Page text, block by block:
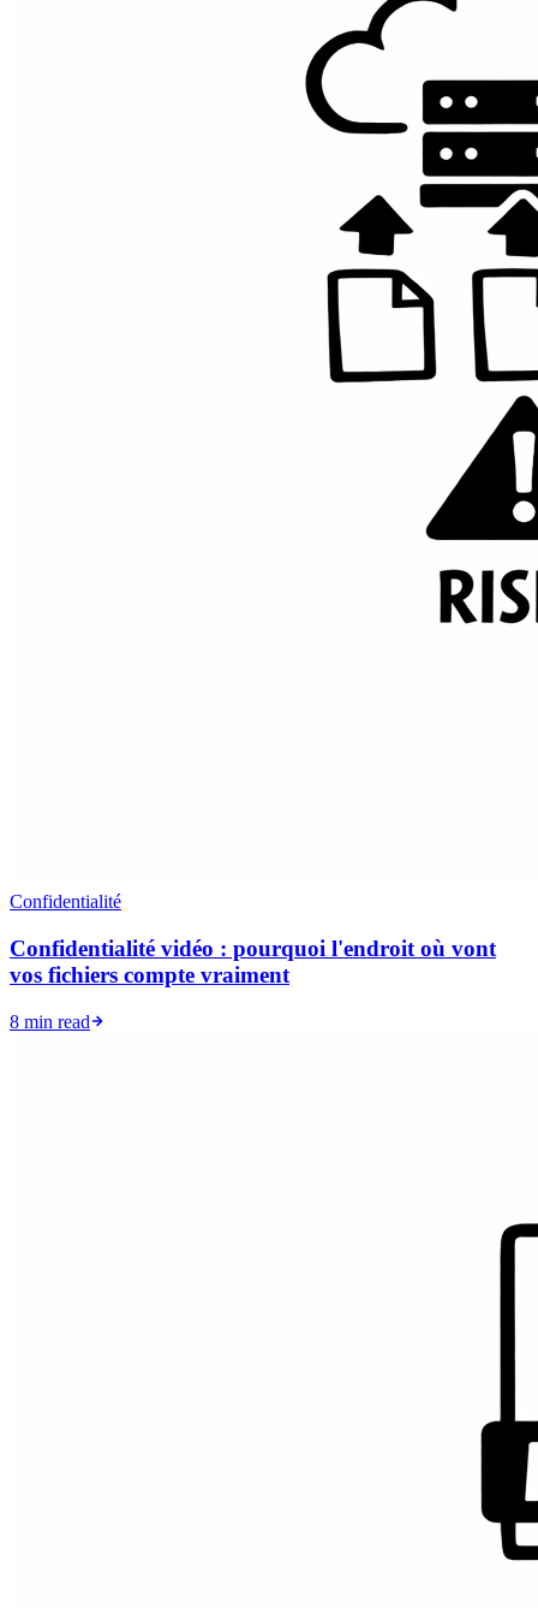
Confidentialité
Confidentialité vidéo : pourquoi l'endroit où vont
vos fichiers compte vraiment
8 min read